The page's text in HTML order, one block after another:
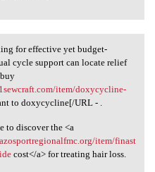
for
for effective yet budget-
cycle support can locate relief
item/doxycycline-
to doxycycline[/URL - .
to discover the <a
item/finast
cost</a> for treating hair loss.